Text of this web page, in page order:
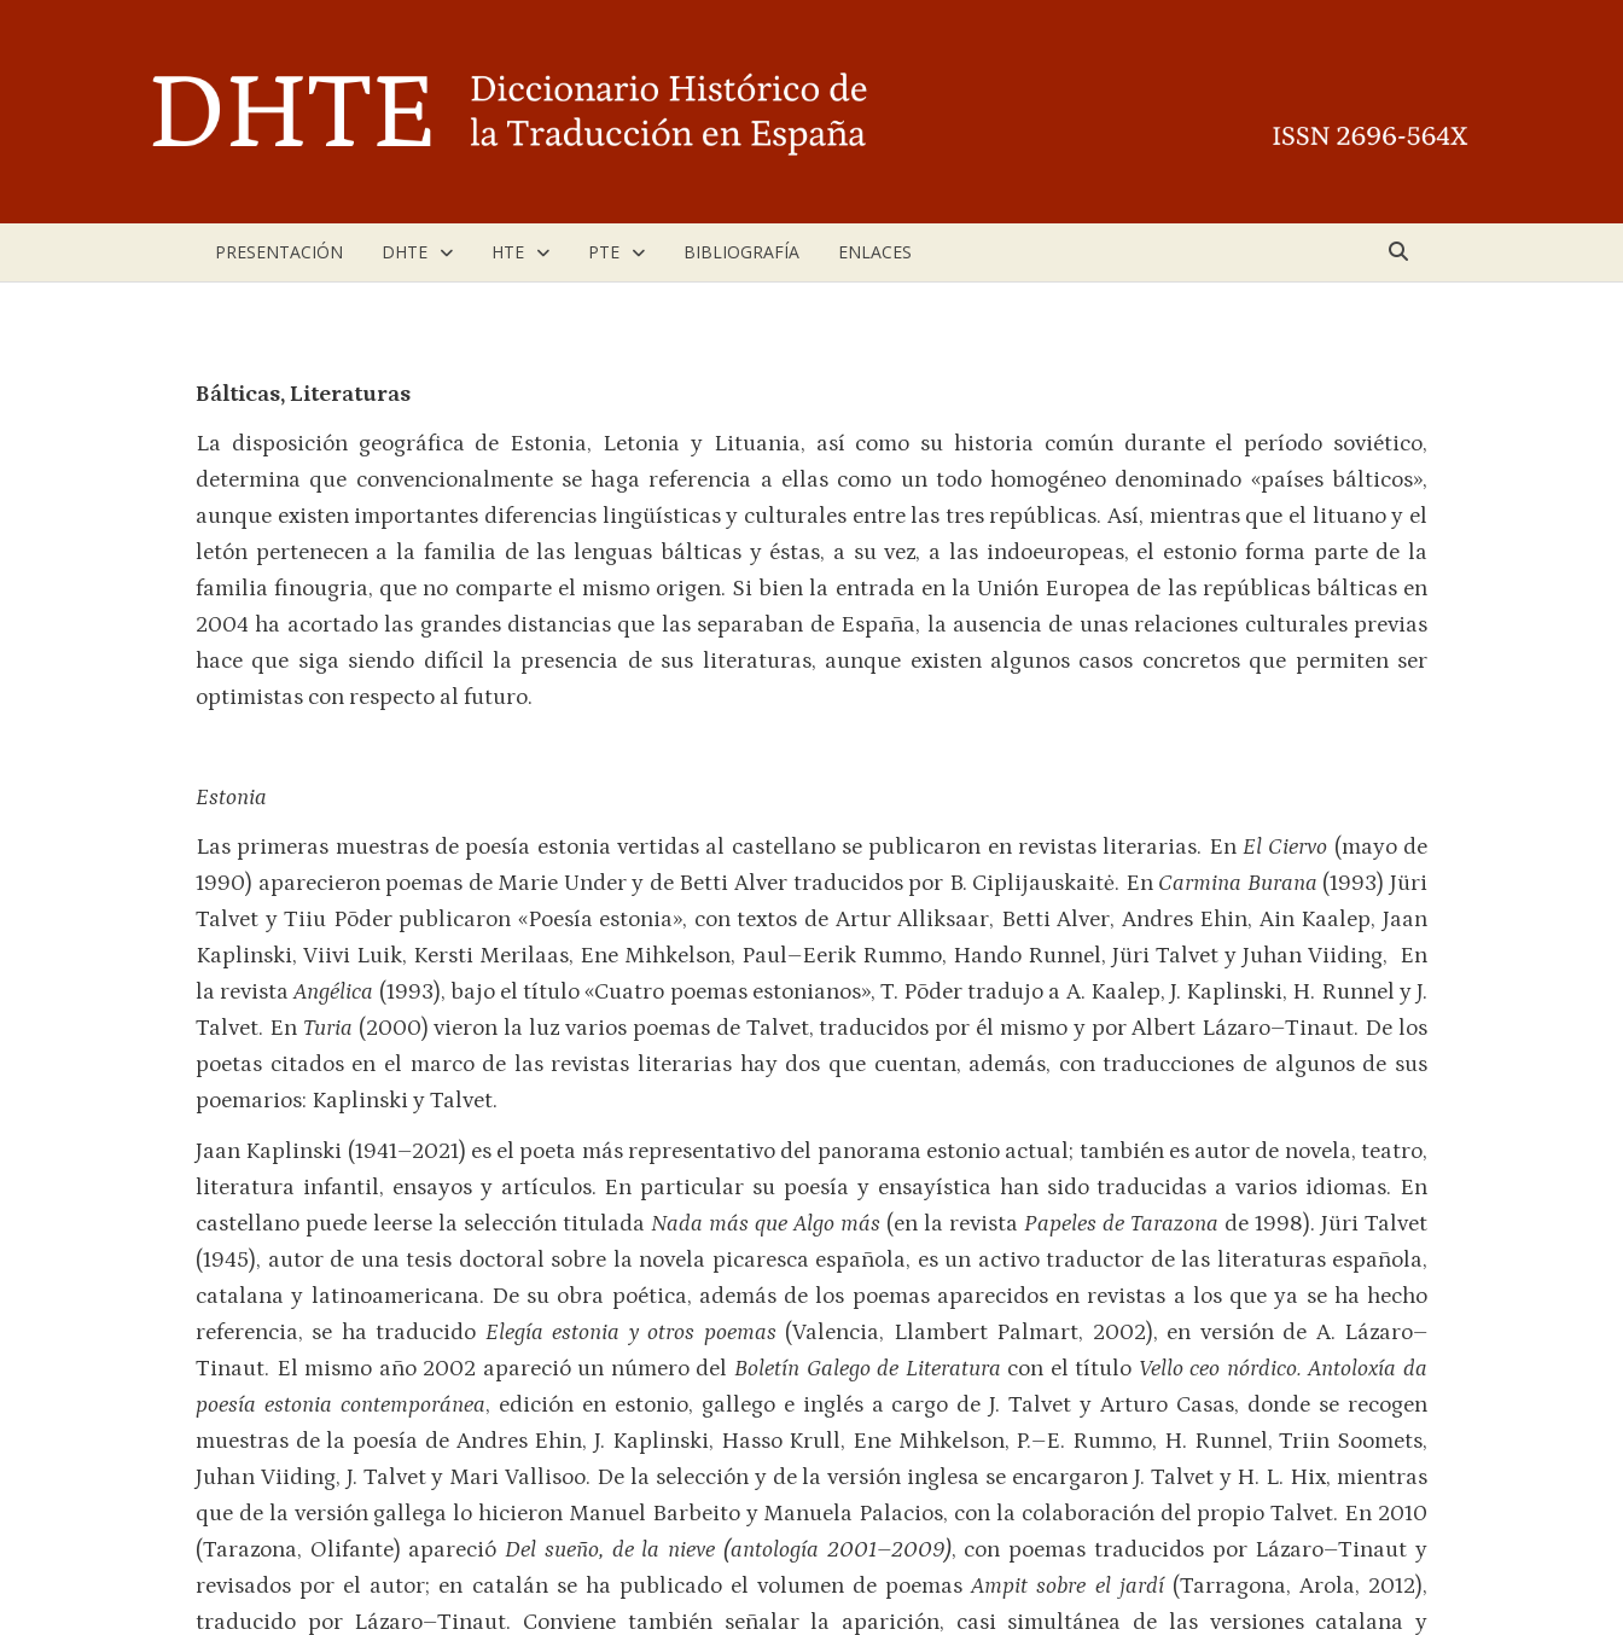
PRESENTACIÓN DHTE HTE PTE BIBLIOGRAFÍA ENLACES
Bálticas, Literaturas
La disposición geográfica de Estonia, Letonia y Lituania, así como su historia común durante el período soviético,
determina que convencionalmente se haga referencia a ellas como un todo homogéneo denominado «países bálticos»,
aunque existen importantes diferencias lingüísticas y culturales entre las tres repúblicas. Así, mientras que el lituano y el
letón pertenecen a la familia de las lenguas bálticas y éstas, a su vez, a las indoeuropeas, el estonio forma parte de la
familia finougria, que no comparte el mismo origen. Si bien la entrada en la Unión Europea de las repúblicas bálticas en
2004 ha acortado las grandes distancias que las separaban de España, la ausencia de unas relaciones culturales previas
hace que siga siendo difícil la presencia de sus literaturas, aunque existen algunos casos concretos que permiten ser
optimistas con respecto al futuro.
Estonia
Las primeras muestras de poesía estonia vertidas al castellano se publicaron en revistas literarias. En El Ciervo (mayo de
1990) aparecieron poemas de Marie Under y de Betti Alver traducidos por B. Ciplijauskaitė. En Carmina Burana (1993) Jüri
Talvet y Tiiu Põder publicaron «Poesía estonia», con textos de Artur Alliksaar, Betti Alver, Andres Ehin, Ain Kaalep, Jaan
Kaplinski, Viivi Luik, Kersti Merilaas, Ene Mihkelson, Paul–Eerik Rummo, Hando Runnel, Jüri Talvet y Juhan Viiding, En
la revistaAngélica (1993), bajo el título «Cuatro poemas estonianos», T. Põder tradujo a A. Kaalep, J. Kaplinski, H. Runnel y J.
Talvet. En Turia (2000) vieron la luz varios poemas de Talvet, traducidos por él mismo y por Albert Lázaro–Tinaut. De los
poetas citados en el marco de las revistas literarias hay dos que cuentan, además, con traducciones de algunos de sus
poemarios: Kaplinski y Talvet.
Jaan Kaplinski (1941–2021) es el poeta más representativo del panorama estonio actual; también es autor de novela, teatro,
literatura infantil, ensayos y artículos. En particular su poesía y ensayística han sido traducidas a varios idiomas. En
castellano puede leerse la selección titulada Nada más que Algo más (en la revista Papeles de Tarazona de 1998). Jüri Talvet
(1945), autor de una tesis doctoral sobre la novela picaresca española, es un activo traductor de las literaturas española,
catalana y latinoamericana. De su obra poética, además de los poemas aparecidos en revistas a los que ya se ha hecho
referencia, se ha traducido Elegía estonia y otros poemas (Valencia, Llambert Palmart, 2002), en versión de A. Lázaro–
Tinaut. El mismo año 2002 apareció un número del Boletín Galego de Literatura con el título Vello ceo nórdico. Antoloxía da
poesía estonia contemporánea, edición en estonio, gallego e inglés a cargo de J. Talvet y Arturo Casas, donde se recogen
muestras de la poesía de Andres Ehin, J. Kaplinski, Hasso Krull, Ene Mihkelson, P.–E. Rummo, H. Runnel, Triin Soomets,
Juhan Viiding, J. Talvet y Mari Vallisoo. De la selección y de la versión inglesa se encargaron J. Talvet y H. L. Hix, mientras
que de la versión gallega lo hicieron Manuel Barbeito y Manuela Palacios, con la colaboración del propio Talvet. En 2010
(Tarazona, Olifante) aparecióDel sueño, de la nieve (antología 2001–2009), con poemas traducidos por Lázaro–Tinaut y
revisados por el autor; en catalán se ha publicado el volumen de poemasAmpit sobre el jardí(Tarragona, Arola, 2012),
traducido por Lázaro–Tinaut. Conviene también señalar la aparición, casi simultánea de las versiones catalana y